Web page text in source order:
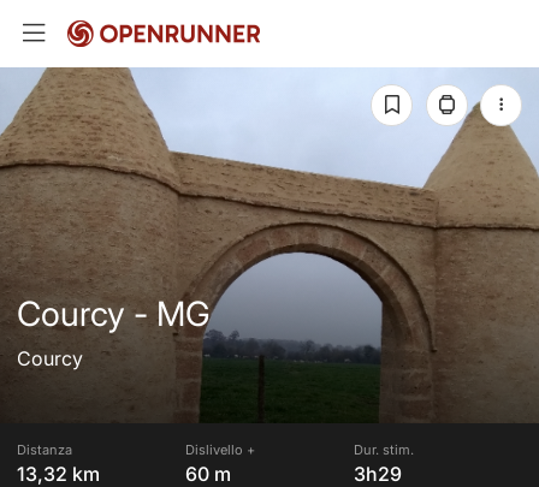
Courcy - MG
Courcy
Distanza
13,32 km
Dislivello +
60 m
Dur. stim.
3h29